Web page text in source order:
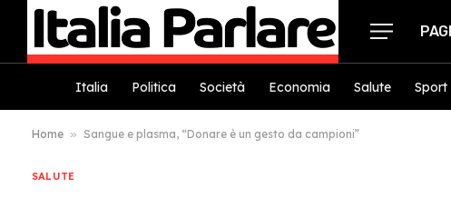
Italia Politica Società Economia Salute Sport
Home » Sangue e plasma, “Donare è un gesto da campioni”
SALUTE